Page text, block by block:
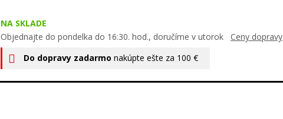
NA SKLADE
Objednajte do pondelka do 16:30. hod., doručíme v utorok Ceny dopravy
Do dopravy zadarmo nakúpte ešte za 100 €